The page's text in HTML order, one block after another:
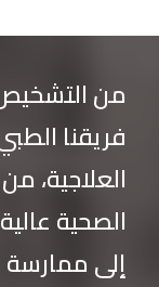
من
فريقنا
العلاجية،
الصحية
إلى ممارسة